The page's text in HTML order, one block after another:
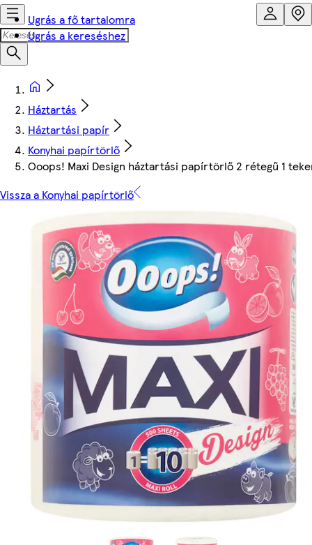
Ugrás a fő tartalomra
Ugrás a kereséshez
Háztartás
Háztartási papír
Konyhai papírtörlő
Ooops! Maxi Design háztartási papírtörlő 2 rétegű 1
Vissza a Konyhai papírtörlő